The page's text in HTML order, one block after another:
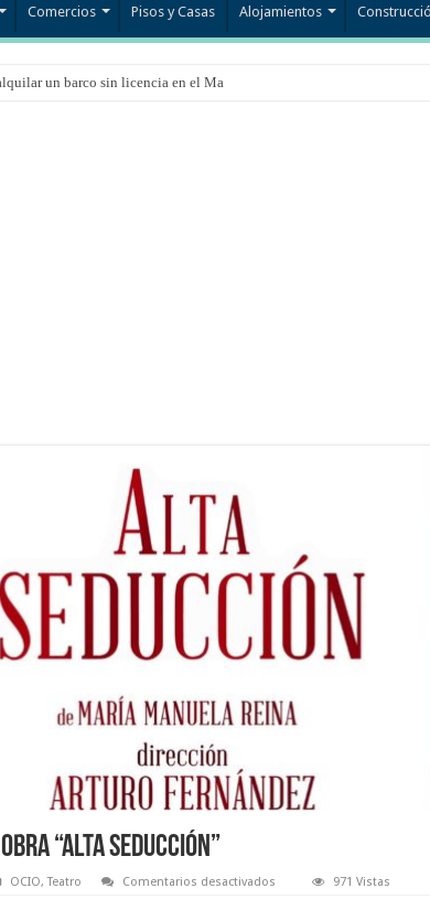
Comercios Pisos y Casas Alojamientos
un barco sin licencia en el Mar Menor?
“Alta seducción”
OCIO,Teatro Comentarios desactivadosen
971 Vistas